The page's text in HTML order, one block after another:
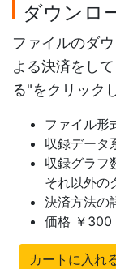
ダウンロ
ファイルのダ
よる決済をし
る"をクリック
ファイル形
収録データ
収録グラフ
それ以外の
決済方法の
価格 ￥300
カートに入れ